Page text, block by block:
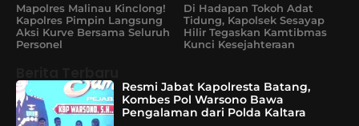
Mapolres Malinau Kinclong!
Kapolres Pimpin Langsung
Aksi Kurve Bersama Seluruh
Personel
Di Hadapan Tokoh Adat
Tidung, Kapolsek Sesayap
Hilir Tegaskan Kamtibmas
Kunci Kesejahteraan
Resmi Jabat Kapolresta Batang,
Kombes Pol Warsono Bawa
Pengalaman dari Polda Kaltara